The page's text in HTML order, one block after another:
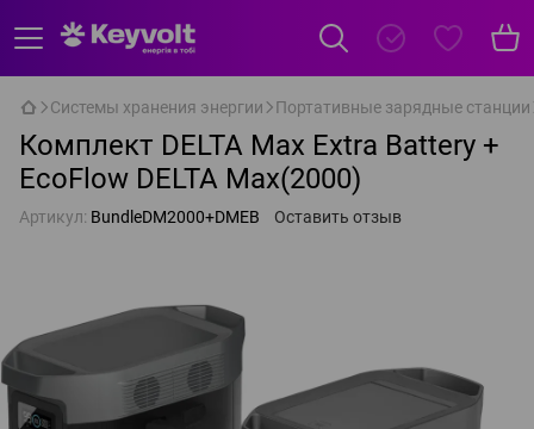
Системы хранения энергии Портативные зарядные станции
Комплект DELTA Max Extra Battery +
EcoFlow DELTA Max(2000)
Артикул: BundleDM2000+DMEB Оставить отзыв